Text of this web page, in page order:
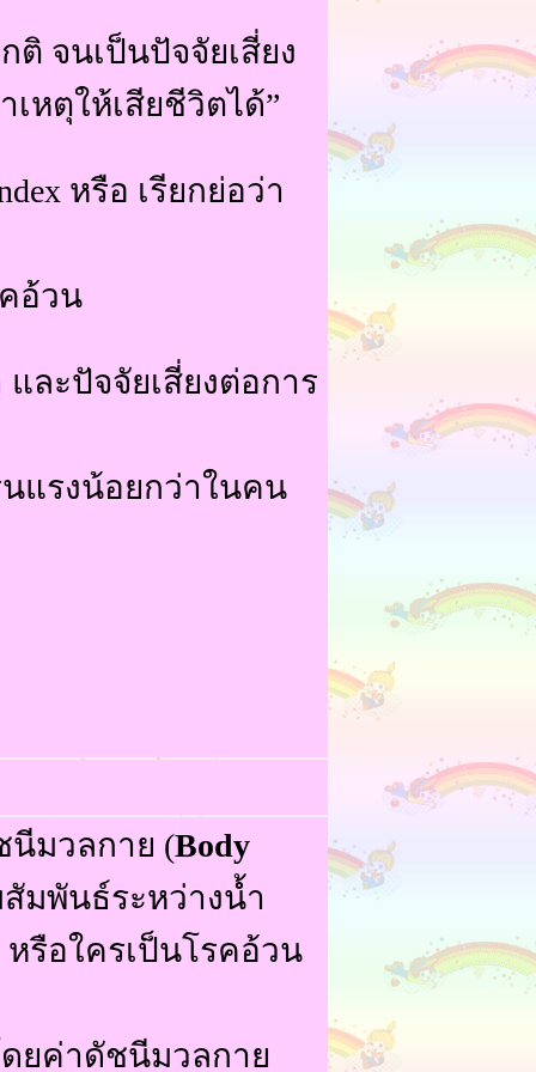
ติ จนเป็นปัจจัยเสี่ยง
หตุให้เสียชีวิตได้”
หรือ เรียกย่อว่า
อ้วน
ละปัจจัยเสี่ยงต่อการ
แรงน้อยกว่าในคน
นีมวลกาย (Body
มพันธ์ระหว่างน้ำ
รือใครเป็นโรคอ้วน
ยค่าดัชนีมวลกาย